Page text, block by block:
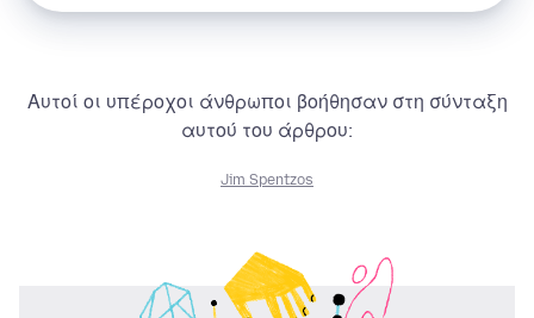
Αυτοί οι υπέροχοι άνθρωποι βοήθησαν στη σύνταξη
αυτού του άρθρου:
Jim Spentzos